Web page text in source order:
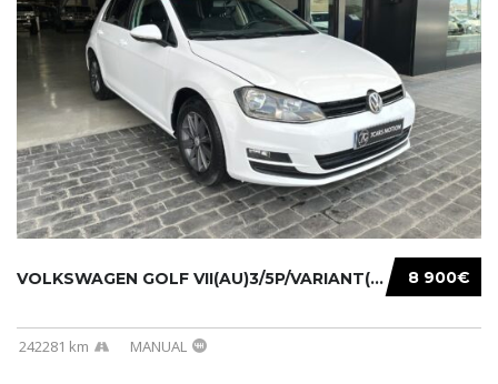
8 900€
VOLKSWAGEN GOLF VII(AU)3/5P/VARIANT(12-16 20...
242281 km MANUAL